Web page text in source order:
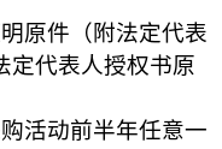
原件（附法定代表
定代表人授权书原
活动前半年任意一